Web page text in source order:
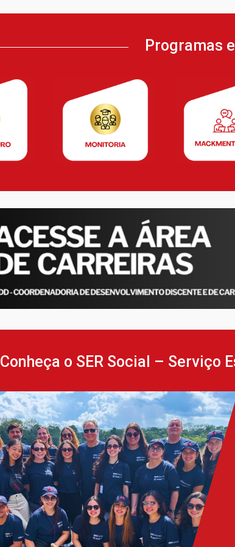
Programas
Conheça o SER Social –